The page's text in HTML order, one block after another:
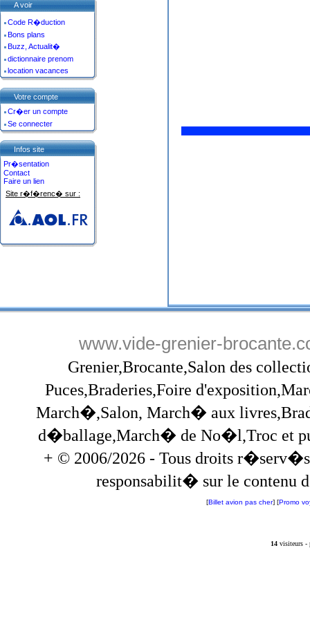
A voir
Code R�duction
Bons plans
Buzz, Actualit�
dictionnaire prenom
location vacances
Votre compte
Cr�er un compte
Se connecter
Infos site
Pr�sentation
Contact
Faire un lien
Site r�f�renc� sur :
www.vide-grenier-
Grenier,Brocante,Salon des
Puces,Braderies,Foire
March�,Salon, March� aux
d�ballage,March� de No�l,Troc et
+ © 2006/2026 - Tous droits
responsabilit� sur le contenu
[Billet avion pas cher] [Promo
14 visiteurs -